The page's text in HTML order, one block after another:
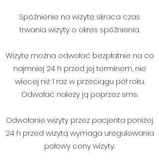
Spóźnienie na wizytę skraca czas
trwania wizyty o okres spóźnienia.
Wizytę można odwołać bezpłatnie na co
najmniej 24 h przed jej terminem, nie
więcej niż 1 raz w przeciągu pół roku.
Odwołać należy ją poprzez sms.
Odwołanie wizyty przez pacjenta poniżej
24 h przed wizytą wymaga uregulowania
połowy ceny wizyty.